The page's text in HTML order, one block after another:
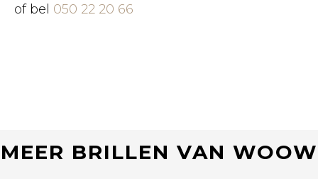
of bel 050 22 20 66
MEER BRILLEN VAN WOOW